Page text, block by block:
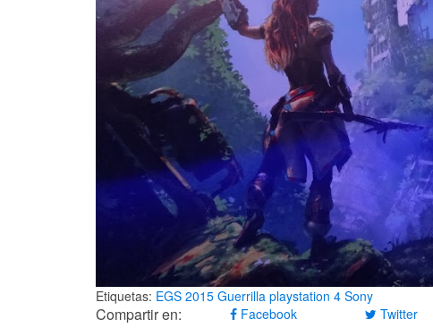
Etiquetas: EGS 2015 Guerrilla playstation 4 Sony
Compartir en: Facebook Twitter